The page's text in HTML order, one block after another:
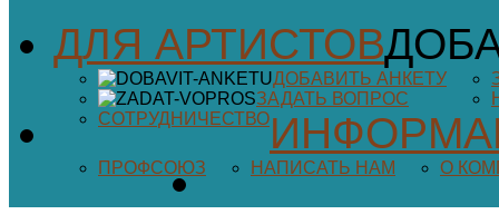
ДЛЯ АРТИСТОВ
ДОБАВИТЬ АНКЕТУ
ЗАДАТЬ ВОПРОС
СОТРУДНИЧЕСТВО
ПРОФСОЮЗ НАПИСАТЬ НАМ О